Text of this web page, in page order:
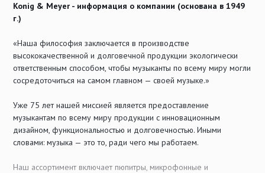
Konig & Meyer - информация о компании (основана в 1949
г.)
«Наша философия заключается в производстве
высококачественной и долговечной продукции экологически
ответственным способом, чтобы музыканты по всему миру могли
сосредоточиться на самом главном — своей музыке.»
Уже 75 лет нашей миссией является предоставление
музыкантам по всему миру продукции с инновационным
дизайном, функциональностью и долговечностью. Иными
словами: музыка — это то, ради чего мы работаем.
Наш ассортимент включает пюпитры, микрофонные и